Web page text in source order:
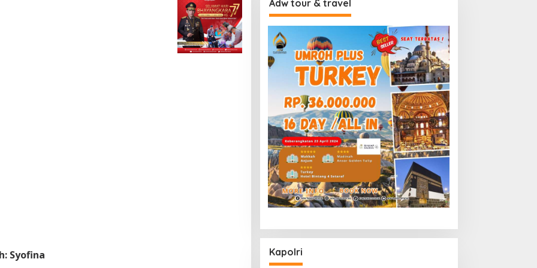
Syofina
Adw tour & travel
Kapolri